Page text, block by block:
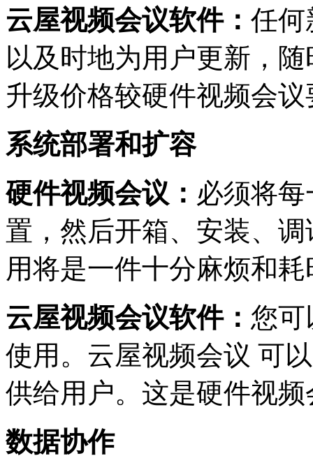
云屋视频会议软件： 任何
以及时地为用户更新，
升级价格较硬件视频会
系统部署和扩容
硬件视频会议： 必须将
置，然后开箱、安装、
用将是一件十分麻烦和
云屋视频会议软件： 您可
使用。云屋视频会议 可
供给用户。这是硬件视
数据协作